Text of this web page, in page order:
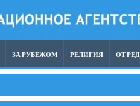
ЗА РУБЕЖОМ РЕЛИГИЯ ОТ